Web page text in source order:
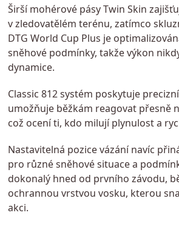
Širší mohérové pásy Twin Skin
v zledovatělém terénu, zatímco
DTG World Cup Plus je
sněhové podmínky, takže výkon
dynamice.
Classic 812 systém poskytuje
umožňuje běžkám reagovat přesně
což ocení ti, kdo milují plynulost a
Nastavitelná pozice vázání navíc
pro různé sněhové situace a
dokonalý hned od prvního závodu,
ochrannou vrstvou vosku, kterou
akci.